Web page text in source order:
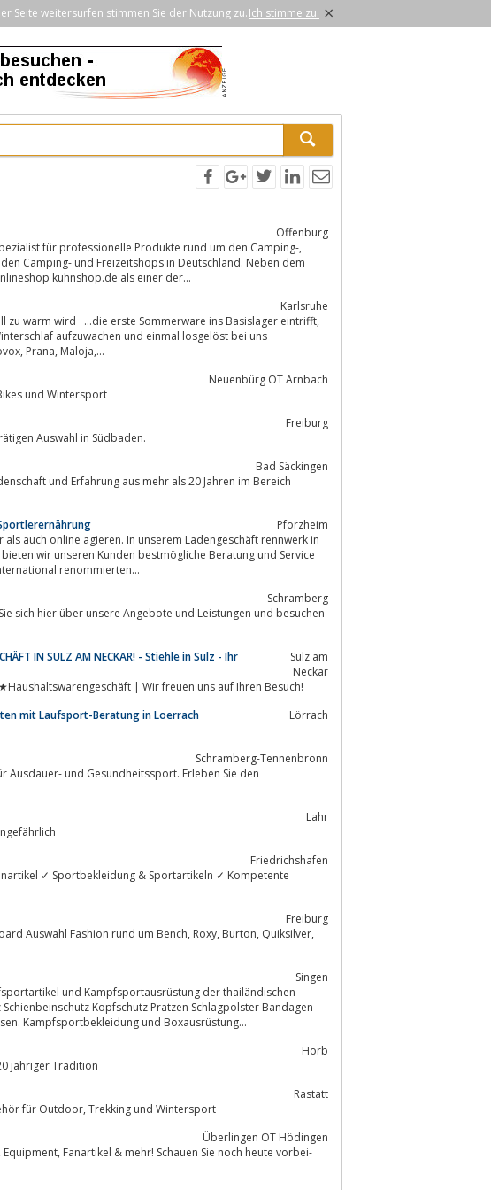
Seite weitersurfen stimmen Sie der Nutzung zu.Ich stimme zu. ×
Offenburg
für professionelle Produkte rund um den Camping-,
Camping- und Freizeitshops in Deutschland. Neben dem
kuhnshop.de als einer der...
Karlsruhe
warm wird …die erste Sommerware ins Basislager eintrifft,
reinzugucken. Die ersten sommerlichen Teile von Pyua, Ortovox, Prana, Maloja,...
Neuenbürg OT Arnbach
und Wintersport
Freiburg
vorrätigen Auswahl in Südbaden.
Bad Säckingen
und Erfahrung aus mehr als 20 Jahren im Bereich
Pforzheim
wir unseren Kunden bestmögliche Beratung und Service
renommierten...
Schramberg
sich hier über unsere Angebote und Leistungen und besuchen
IN SULZ AM NECKAR! - Stiehle in Sulz - Ihr
Sulz am
Neckar
| Wir freuen uns auf Ihren Besuch!
mit Laufsport-Beratung in Loerrach
Lörrach
Schramberg-Tennenbronn
Lahr
Friedrichshafen
✓ Sportbekleidung & Sportartikeln ✓ Kompetente
Freiburg
rund um Bench, Roxy, Burton, Quiksilver,
Singen
Kopfschutz Pratzen Schlagpolster Bandagen
Boxhosen. Kampfsportbekleidung und Boxausrüstung...
Horb
jähriger Tradition
Rastatt
Wür führen ein vielfältiges Angebot an Bekleidung und Zubehör für Outdoor, Trekking und Wintersport
Überlingen OT Hödingen